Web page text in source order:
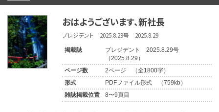
おはようございます、新社長
プレジデント 2025.8.29号 2025.8.29
掲載誌
プレジデント 2025.8.29号
（2025.8.29）
ページ数
2ページ （全1800字）
形式
PDFファイル形式 （759kb）
雑誌掲載位置
8〜9頁目